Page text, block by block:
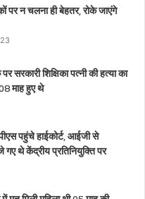
न चलना ही बेहतर, रोके जाएंगे
सरकारी शिक्षिका पत्नी की हत्या का
माह हुए थे
पहुंचे हाईकोर्ट, आईजी से
थे केंद्रीय प्रतिनियुक्ति पर